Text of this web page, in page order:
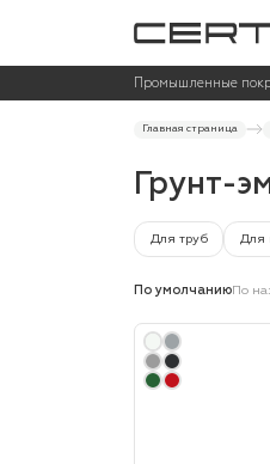
Промышленные
Главная страница
Грунт-
Для труб Для
По умолчаниюПо